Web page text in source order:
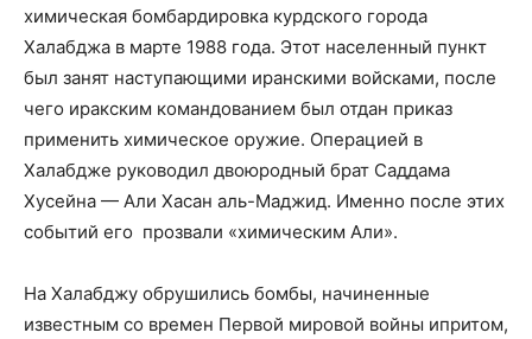
химическая бомбардировка курдского города
Халабджа в марте 1988 года. Этот населенный пункт
был занят наступающими иранскими войсками, после
чего иракским командованием был отдан приказ
применить химическое оружие. Операцией в
Халабдже руководил двоюродный брат Саддама
Хусейна — Али Хасан аль-Маджид. Именно после этих
событий его прозвали «химическим Али».
На Халабджу обрушились бомбы, начиненные
известным со времен Первой мировой войны ипритом,